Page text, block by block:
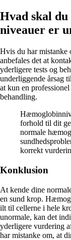
Hvad skal
niveauer er
Hvis du har mistanke
anbefales det at
yderligere tests og
underliggende årsag
at kun en
behandling.
forhold til dit
normale
korrekt
Konklusion
At kende dine
en sund krop.
ilt til cellerne i hele
unormale, kan det
yderligere vurdering
har mistanke om, at